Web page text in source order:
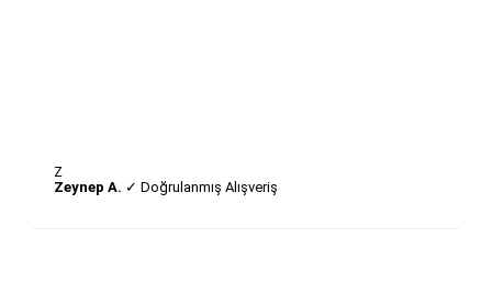
Z
Zeynep A. ✓ Doğrulanmış Alışveriş